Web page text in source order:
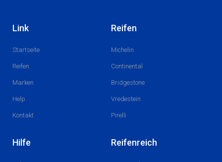
c
e
o r
Link
Startseite
Reifen
Marken
Help
Kontakt
Reifen
Michelin
Continental
Bridgestone
Vredestein
Pirelli
Hilfe Reifenreich